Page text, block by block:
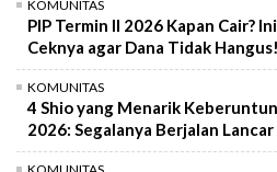
KOMUNITAS
PIP Termin II 2026 Kapan Cair?
Ceknya agar Dana Tidak Hangus!
KOMUNITAS
4 Shio yang Menarik
2026: Segalanya Berjalan Lancar